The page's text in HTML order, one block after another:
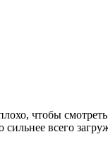
чтобы
всего